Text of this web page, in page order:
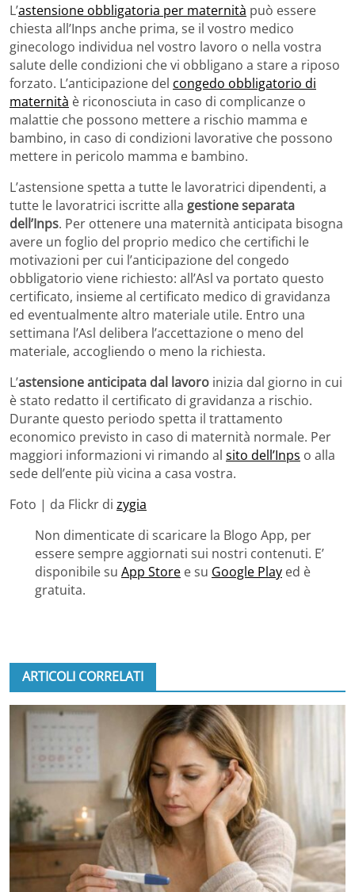
L’astensione obbligatoria per maternità può essere
chiesta all’Inps anche prima, se il vostro medico
ginecologo individua nel vostro lavoro o nella vostra
salute delle condizioni che vi obbligano a stare a riposo
forzato. L’anticipazione del congedo obbligatorio di
maternità è riconosciuta in caso di complicanze o
malattie che possono mettere a rischio mamma e
bambino, in caso di condizioni lavorative che possono
mettere in pericolo mamma e bambino.
L’astensione spetta a tutte le lavoratrici dipendenti, a
tutte le lavoratrici iscritte alla gestione separata
dell’Inps. Per ottenere una maternità anticipata bisogna
avere un foglio del proprio medico che certifichi le
motivazioni per cui l’anticipazione del congedo
obbligatorio viene richiesto: all’Asl va portato questo
certificato, insieme al certificato medico di gravidanza
ed eventualmente altro materiale utile. Entro una
settimana l’Asl delibera l’accettazione o meno del
materiale, accogliendo o meno la richiesta.
L’astensione anticipata dal lavoro inizia dal giorno in cui
è stato redatto il certificato di gravidanza a rischio.
Durante questo periodo spetta il trattamento
economico previsto in caso di maternità normale. Per
maggiori informazioni vi rimando al sito dell’Inps o alla
sede dell’ente più vicina a casa vostra.
Foto | da Flickr di zygia
Non dimenticate di scaricare la Blogo App, per
essere sempre aggiornati sui nostri contenuti. E’
disponibile su App Store e su Google Play ed è
gratuita.
ARTICOLI CORRELATI